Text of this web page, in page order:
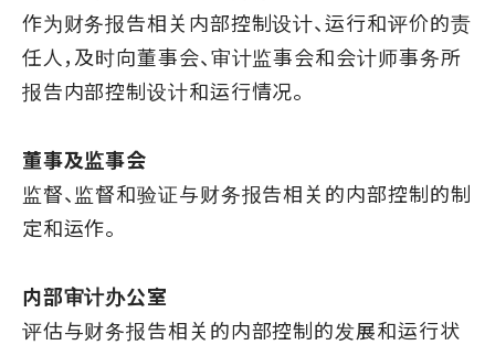
作为财务报告相关内部控制设计、运行和评价的责
任人，及时向董事会、审计监事会和会计师事务所
报告内部控制设计和运行情况。
董事及监事会
监督、监督和验证与财务报告相关的内部控制的制
定和运作。
内部审计办公室
评估与财务报告相关的内部控制的发展和运行状